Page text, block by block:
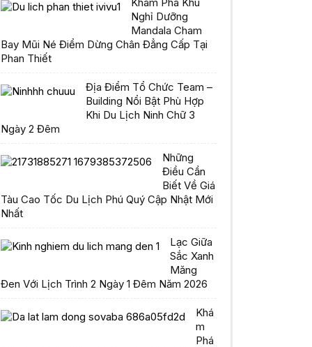
Nghỉ Dưỡng
Mandala Cham
Bay Mũi Né Điểm Dừng Chân Đẳng Cấp Tại
Phan Thiết
Địa Điểm Tổ Chức Team –
Building Nổi Bật Phù Hợp
Khi Du Lịch Ninh Chữ 3
Ngày 2 Đêm
Những
Điều Cần
Biết Về Giá
Tàu Cao Tốc Du Lịch Phú Quý Cập Nhật Mới
Nhất
Lạc Giữa
Sắc Xanh
Măng
Đen Với Lịch Trình 2 Ngày 1 Đêm Năm 2026
Khá
m
Phá